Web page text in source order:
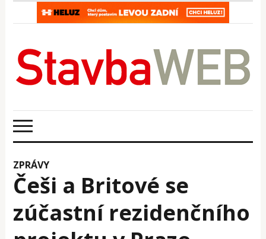
ZPRÁVY
Češi a Britové se
zúčastní rezidenčního